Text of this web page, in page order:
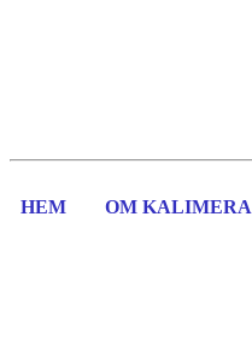
HEM OM KALIMERA